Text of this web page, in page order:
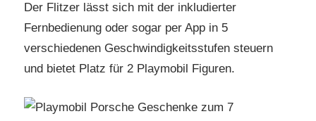
Der Flitzer lässt sich mit der inkludierter
Fernbedienung oder sogar per App in 5
verschiedenen Geschwindigkeitsstufen steuern
und bietet Platz für 2 Playmobil Figuren.